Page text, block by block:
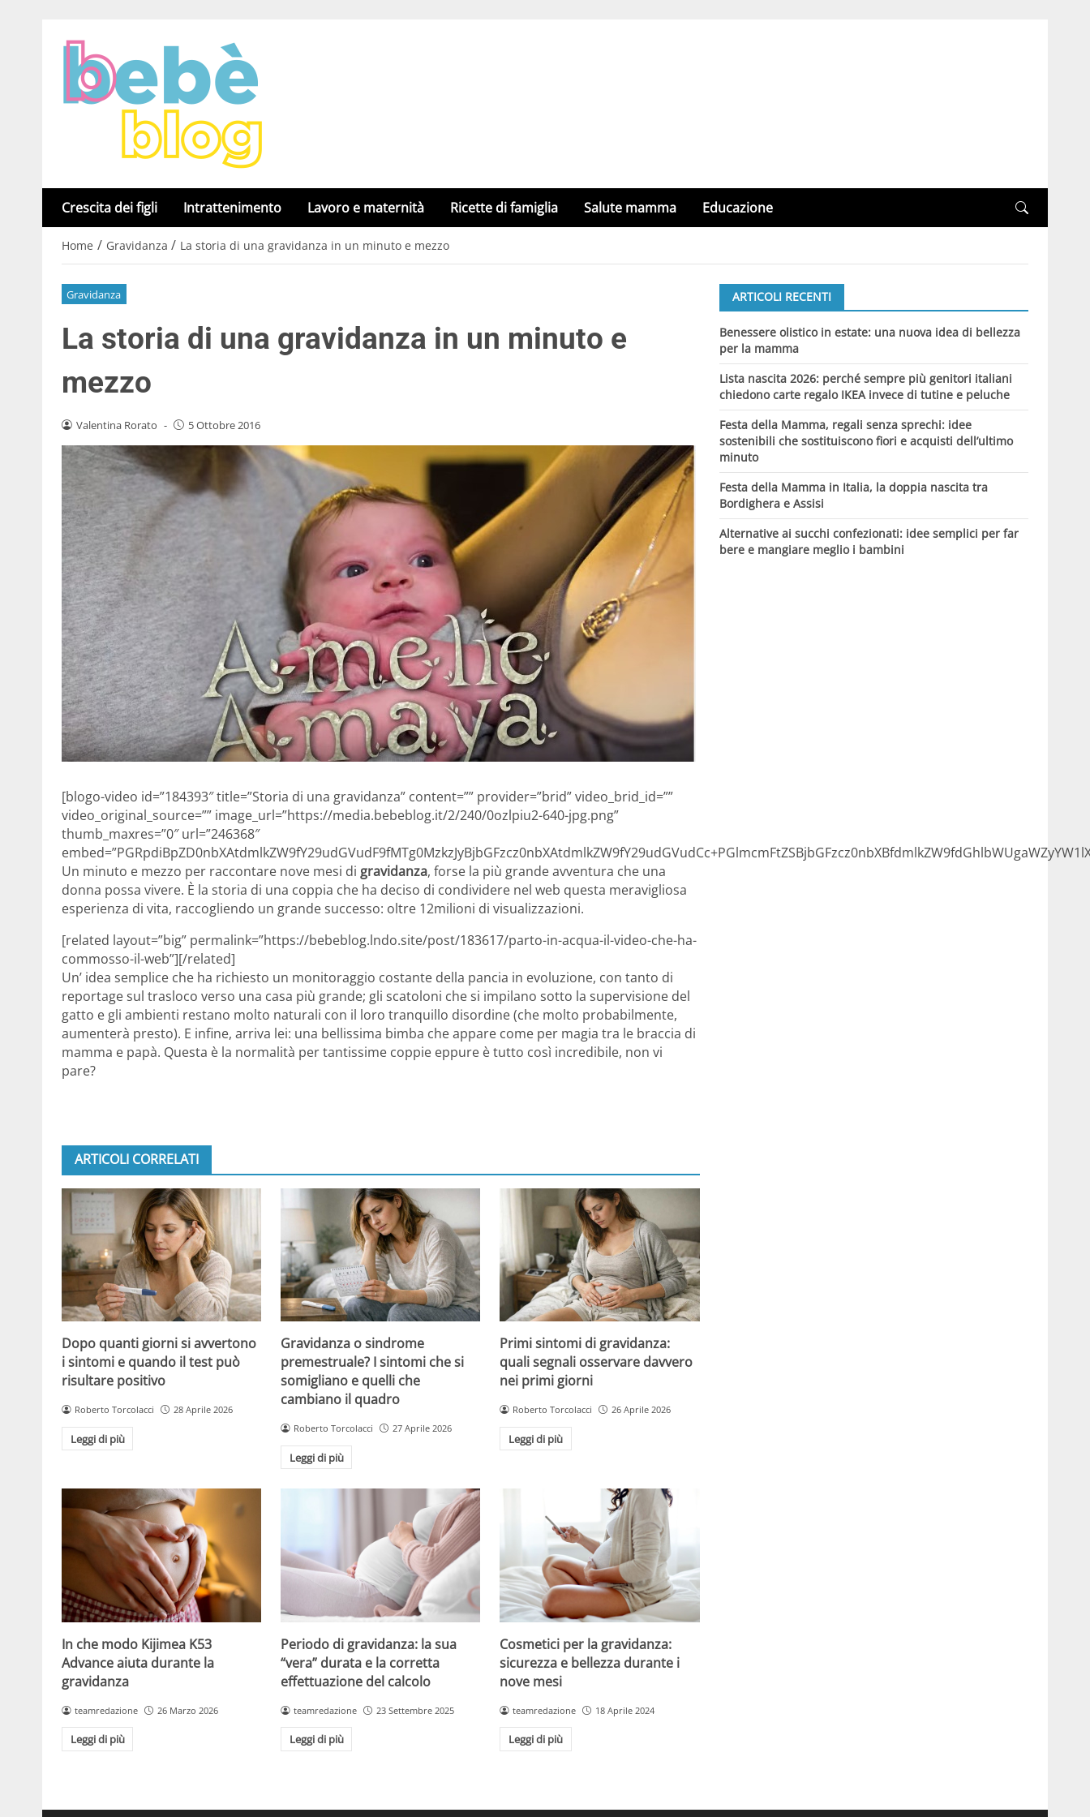
Crescita dei figli Intrattenimento Lavoro e maternità Ricette di famiglia Salute mamma Educazione
Home / Gravidanza / La storia di una gravidanza in un minuto e mezzo
Gravidanza
La storia di una gravidanza in un minuto e
mezzo
Valentina Rorato - 5 Ottobre 2016
[blogo-video id=”184393″ title=”Storia di una gravidanza” content=”” provider=”brid” video_brid_id=””
video_original_source=”” image_url=”https://media.bebeblog.it/2/240/0ozlpiu2-640-jpg.png”
thumb_maxres=”0″ url=”246368″
Un minuto e mezzo per raccontare nove mesi di gravidanza, forse la più grande avventura che una
donna possa vivere. È la storia di una coppia che ha deciso di condividere nel web questa meravigliosa
esperienza di vita, raccogliendo un grande successo: oltre 12milioni di visualizzazioni.
[related layout=”big” permalink=”https://bebeblog.lndo.site/post/183617/parto-in-acqua-il-video-che-ha-
commosso-il-web”][/related]
Un’ idea semplice che ha richiesto un monitoraggio costante della pancia in evoluzione, con tanto di
reportage sul trasloco verso una casa più grande; gli scatoloni che si impilano sotto la supervisione del
gatto e gli ambienti restano molto naturali con il loro tranquillo disordine (che molto probabilmente,
aumenterà presto). E infine, arriva lei: una bellissima bimba che appare come per magia tra le braccia di
mamma e papà. Questa è la normalità per tantissime coppie eppure è tutto così incredibile, non vi
pare?
ARTICOLI CORRELATI
Dopo quanti giorni si avvertono
i sintomi e quando il test può
risultare positivo
Roberto Torcolacci 28 Aprile 2026
Leggi di più
Gravidanza o sindrome
premestruale? I sintomi che si
somigliano e quelli che
cambiano il quadro
Roberto Torcolacci 27 Aprile 2026
Leggi di più
Primi sintomi di gravidanza:
quali segnali osservare davvero
nei primi giorni
Roberto Torcolacci 26 Aprile 2026
Leggi di più
In che modo Kijimea K53
Advance aiuta durante la
gravidanza
teamredazione 26 Marzo 2026
Leggi di più
Periodo di gravidanza: la sua
“vera” durata e la corretta
effettuazione del calcolo
teamredazione 23 Settembre 2025
Leggi di più
Cosmetici per la gravidanza:
sicurezza e bellezza durante i
nove mesi
teamredazione 18 Aprile 2024
Leggi di più
ARTICOLI RECENTI
Benessere olistico in estate: una nuova idea di bellezza
per la mamma
Lista nascita 2026: perché sempre più genitori italiani
chiedono carte regalo IKEA invece di tutine e peluche
Festa della Mamma, regali senza sprechi: idee
sostenibili che sostituiscono fiori e acquisti dell’ultimo
minuto
Festa della Mamma in Italia, la doppia nascita tra
Bordighera e Assisi
Alternative ai succhi confezionati: idee semplici per far
bere e mangiare meglio i bambini